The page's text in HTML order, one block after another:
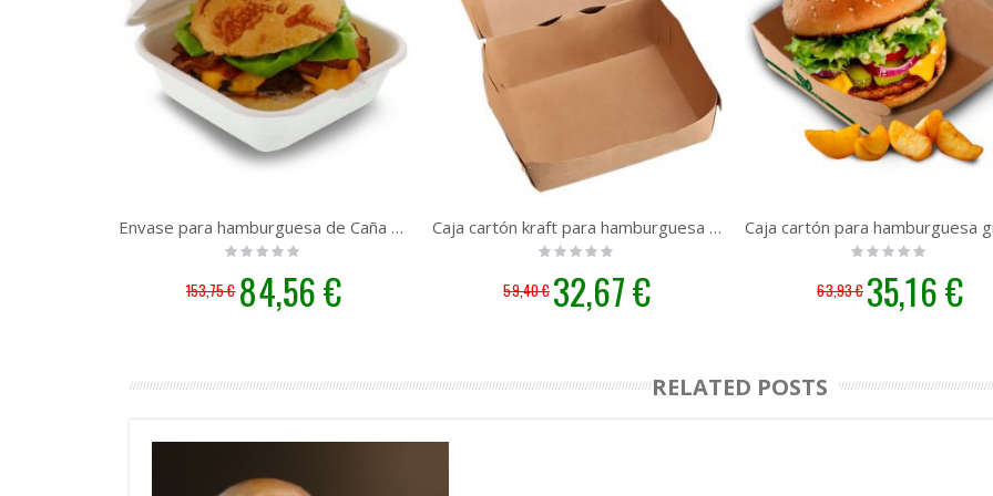
Envase para hamburguesa de Caña 153x153 | 500 unidades
Rating:
0%
153,75 €
Precio
especial
84,56 €
Caja cartón kraft para hamburguesa pequeña take away hostelería — 200 uds
Rating:
0%
59,40 €
Precio
especial
32,67 €
Rating:
0%
63,93 €
Precio
especial
35,16 €
RELATED POSTS